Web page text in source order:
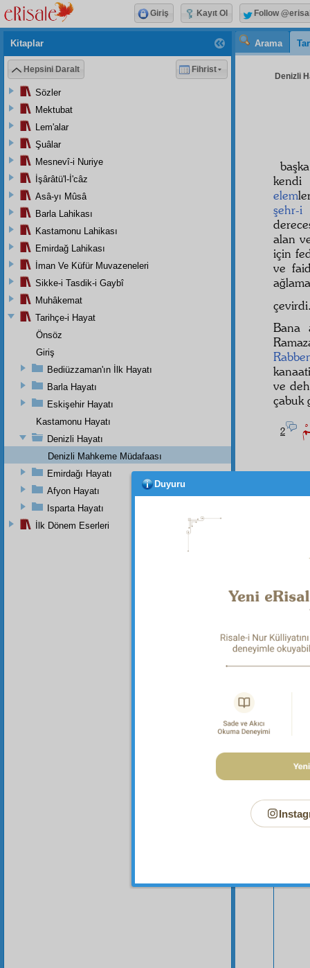
Arama
Denizli
elem
şehr-i
alan
için
ve
ve
çabuk
2
"Küfür
2:216.
Bu
Kitaplar
Hepsini Daralt Fihrist
Sözler
Mektubat
Lem'alar
Şuâlar
Mesnevî-i Nuriye
İşârâtü'l-İ'câz
Asâ-yı Mûsâ
Barla Lahikası
Kastamonu Lahikası
Emirdağ Lahikası
İman Ve Küfür Muvazeneleri
Sikke-i Tasdik-i Gaybî
Muhâkemat
Tarihçe-i Hayat
Önsöz
Giriş
Bediüzzaman'ın İlk Hayatı
Barla Hayatı
Eskişehir Hayatı
Kastamonu Hayatı
Denizli Hayatı
Denizli Mahkeme Müdafaası
Emirdağı Hayatı
Afyon Hayatı
Isparta Hayatı
İlk Dönem Eserleri
Giriş Kayıt Ol Follow
Duyuru